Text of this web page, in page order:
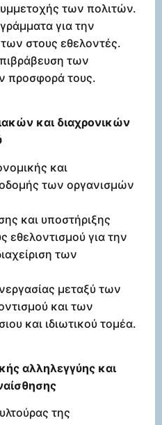
των πολιτών.
για την
στους εθελοντές.
των
προσφορά τους.
και διαχρονικών
και
των οργανισμών
και υποστήριξης
εθελοντισμού για την
των
μεταξύ των
και των
και ιδιωτικού τομέα.
αλληλεγγύης και
της